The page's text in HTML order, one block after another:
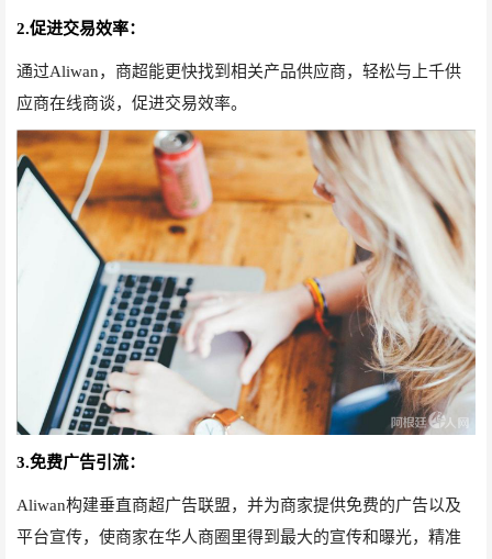
2.促进交易效率：
通过Aliwan，商超能更快找到相关产品供应商，轻松与上千供
应商在线商谈，促进交易效率。
3.免费广告引流：
Aliwan构建垂直商超广告联盟，并为商家提供免费的广告以及
平台宣传，使商家在华人商圈里得到最大的宣传和曝光，精准